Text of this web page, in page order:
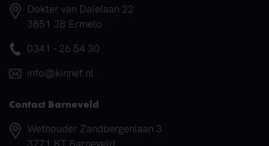
Adres
Dokter van Dalelaan 22
3851 JB Ermelo
Telefoonnummer
0341 - 26 54 30
E-mail
info@kinnef.nl
Contact Barneveld
Adres
Wethouder Zandbergenlaan 3